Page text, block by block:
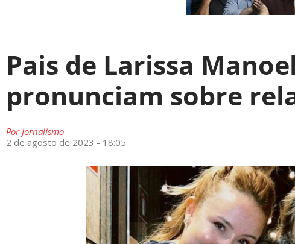
Pais de Larissa
pronunciam sobre
PorJornalismo
2 de agosto de 2023 - 18:05